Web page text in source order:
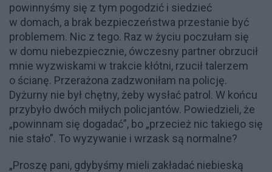
powinnyśmy się z tym pogodzić i siedzieć
w domach, a brak bezpieczeństwa przestanie być
problemem. Nic z tego. Raz w życiu poczułam się
w domu niebezpiecznie, ówczesny partner obrzucił
mnie wyzwiskami w trakcie kłótni, rzucił talerzem
o ścianę. Przerażona zadzwoniłam na policję.
Dyżurny nie był chętny, żeby wysłać patrol. W końcu
przybyło dwóch miłych policjantów. Powiedzieli, że
„powinnam się dogadać”, bo „przecież nic takiego się
nie stało”. To wyzywanie i wrzask są normalne?
„Proszę pani, gdybyśmy mieli zakładać niebieską